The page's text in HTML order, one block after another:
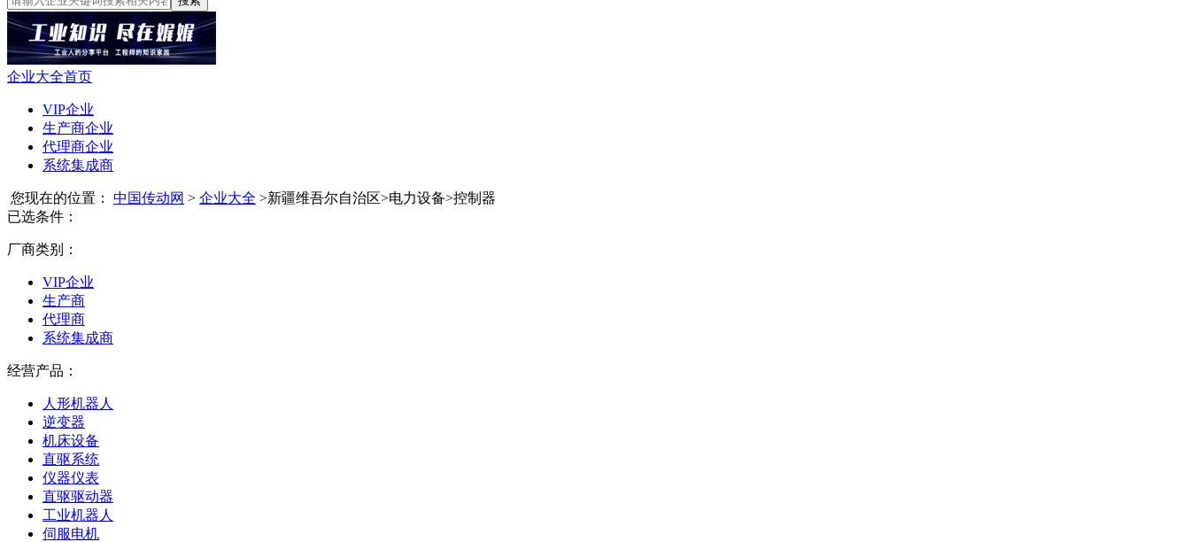
企业大全首页
VIP企业
生产商企业
代理商企业
系统集成商
您现在的位置： 中国传动网 > 企业大全 >新疆维吾尔自治区>电力设备>控制器
已选条件：
厂商类别：
VIP企业
生产商
代理商
系统集成商
经营产品：
人形机器人
逆变器
机床设备
直驱系统
仪器仪表
直驱驱动器
工业机器人
伺服电机